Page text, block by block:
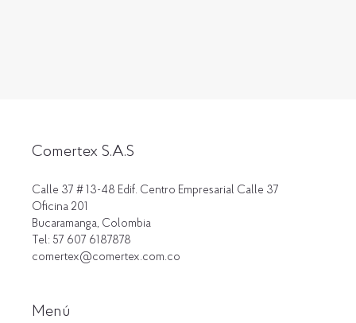
Comertex S.A.S
Calle 37 # 13-48 Edif. Centro Empresarial Calle 37
Oficina 201
Bucaramanga, Colombia
Tel: 57 607 6187878
comertex@comertex.com.co
Menú